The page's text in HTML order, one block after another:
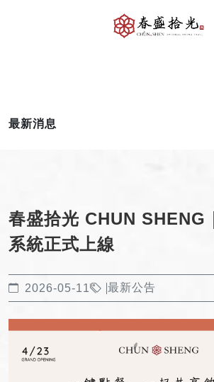
最新消息
春盛拾光 CHUN SHENG
系統正式上線
2026-05-11 最新公告